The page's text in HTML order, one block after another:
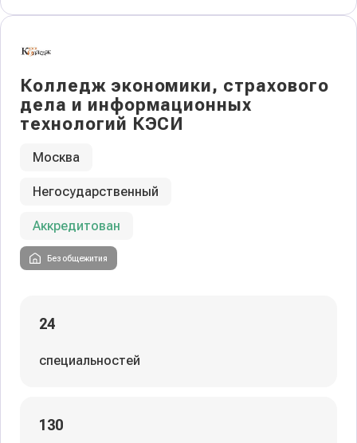
Колледж экономики, страхового
дела и информационных
технологий КЭСИ
Москва
Негосударственный
Аккредитован
Без общежития
24
специальностей
130